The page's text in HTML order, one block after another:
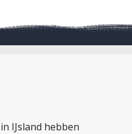
IJsland hebben